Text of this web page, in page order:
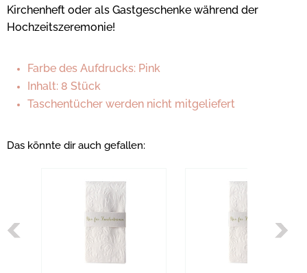
Kirchenheft oder als Gastgeschenke während der
Hochzeitszeremonie!
Farbe des Aufdrucks: Pink
Inhalt: 8 Stück
Taschentücher werden nicht mitgeliefert
Das könnte dir auch gefallen: